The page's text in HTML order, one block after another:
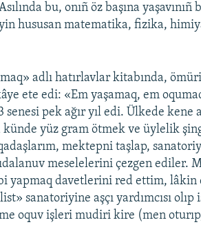
bu, onıñ öz başına yaşavınıñ
hususan matematika, fizika,
adlı hatırlavlar kitabında,
ete edi: «Em yaşamaq, em
senesi pek ağır yıl edi. Ülkede kene
yüz gram ötmek ve üylelik
mektepni taşlap,
meselelerini çezgen ediler.
yapmaq davetlerini red ettim, lâkin
sanatoriyine aşçı yardımcısı
oquv işleri mudiri kire (men